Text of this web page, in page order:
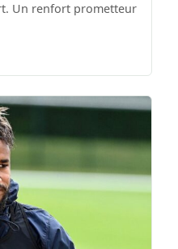
Un renfort prometteur